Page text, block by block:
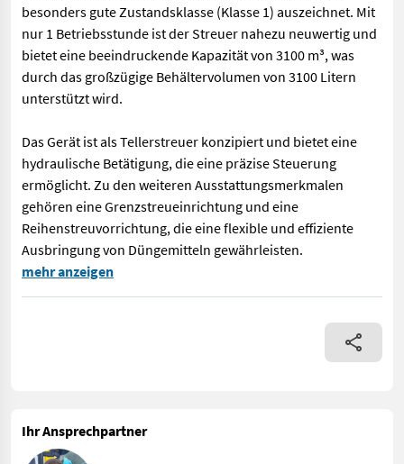
besonders gute Zustandsklasse (Klasse 1) auszeichnet. Mit
nur 1 Betriebsstunde ist der Streuer nahezu neuwertig und
bietet eine beeindruckende Kapazität von 3100 m³, was
durch das großzügige Behältervolumen von 3100 Litern
unterstützt wird.
Das Gerät ist als Tellerstreuer konzipiert und bietet eine
hydraulische Betätigung, die eine präzise Steuerung
ermöglicht. Zu den weiteren Ausstattungsmerkmalen
gehören eine Grenzstreueinrichtung und eine
Reihenstreuvorrichtung, die eine flexible und effiziente
Ausbringung von Düngemitteln gewährleisten.
Der Mineraldüngerstreuer/Wiegestreuer der Marke Rauch,
mehr anzeigen
Ihr Ansprechpartner